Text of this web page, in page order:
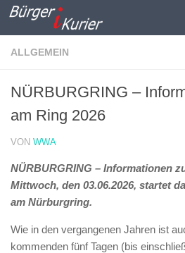
Zum Inhalt springen
ALLGEMEIN
NÜRBURGRING –
am Ring 2026
VON WWA
NÜRBURGRING – Informationen
Mittwoch, den 03.06.2026, startet
am Nürburgring.
Wie in den vergangenen Jahren ist
kommenden fünf Tagen (bis